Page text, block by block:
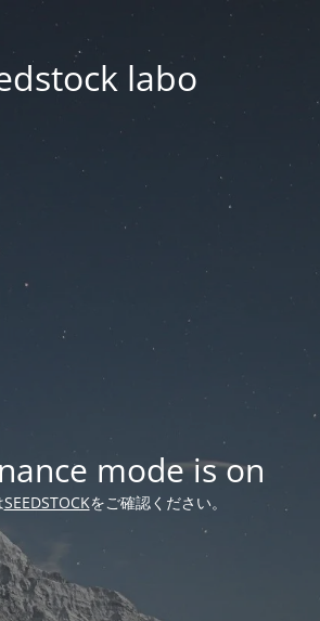
labo
mode is on
SEEDSTOCKをご確認ください。